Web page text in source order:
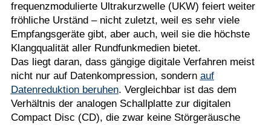
frequenzmodulierte Ultrakurzwelle (UKW) feiert weiter
fröhliche Urständ – nicht zuletzt, weil es sehr viele
Empfangsgeräte gibt, aber auch, weil sie die höchste
Klangqualität aller Rundfunkmedien bietet.
Das liegt daran, dass gängige digitale Verfahren meist
nicht nur auf Datenkompression, sondern auf
Datenreduktion beruhen. Vergleichbar ist das dem
Verhältnis der analogen Schallplatte zur digitalen
Compact Disc (CD), die zwar keine Störgeräusche